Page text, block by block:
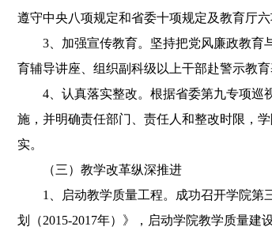
遵守中央八项规定和省委十项规定及教育厅
3、加强宣传教育。坚持把党风廉政教育与
育辅导讲座、组织副科级以上干部赴警示教
4、认真落实整改。根据省委第九专项巡视
施，并明确责任部门、责任人和整改时限，
实。
（三）教学改革纵深推进
1、启动教学质量工程。成功召开学院第三
划（2015-2017年）》，启动学院教学质量建